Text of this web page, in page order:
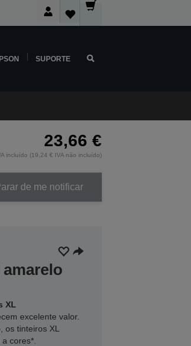
SUPORTE
23,66 €
incluído (19,24 € IVA não incluído)
de me notificar
XL
excelente valor.
os tinteiros XL
cores*.